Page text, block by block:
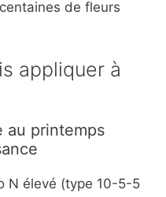
de fleurs
appliquer à
au printemps
N élevé (type 10-5-5